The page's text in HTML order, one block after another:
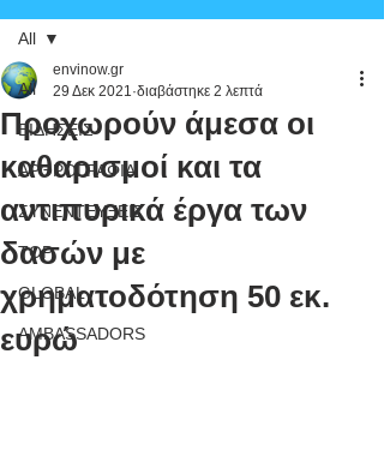
All
ΕΙΔΗΣΕΙΣ
ΑΡΘΡΟΓΡΑΦΙΑ
ΣΥΝΕΝΤΕΥΞΕΙΣ
TOP
GLOBAL
AMBASSADORS
All
Προχωρούν άμεσα οι
καθαρισμοί και τα
αντιπυρικά έργα των
δασών με
χρηματοδότηση 50 εκ.
ευρώ
envinow.gr
29 Δεκ 2021 διαβάστηκε 2 λεπτά